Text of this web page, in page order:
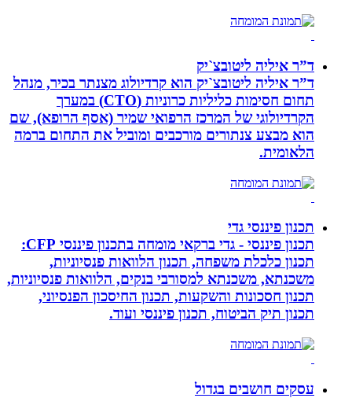
ד”ר איליה ליטובצ`יק
ד”ר איליה ליטובצ`יק הוא קרדיולוג מצנתר בכיר, מנהל
תחום חסימות כליליות כרוניות (CTO) במערך
הקרדיולוגי של המרכז הרפואי שמיר (אסף הרופא), שם
הוא מבצע צנתורים מורכבים ומוביל את התחום ברמה
הלאומית.
תכנון פיננסי גדי
תכנון פיננסי - גדי ברקאי מומחה בתכנון פיננסי CFP:
תכנון כלכלת משפחה, תכנון הלוואות פנסיוניות,
משכנתא, משכנתא למסורבי בנקים, הלוואות פנסיוניות,
תכנון חסכונות והשקעות, תכנון החיסכון הפנסיוני,
תכנון תיק הביטוח, תכנון פיננסי ועוד.
עסקים חושבים בגדול